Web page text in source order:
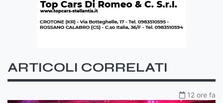
ARTICOLI CORRELATI
12 ore fa